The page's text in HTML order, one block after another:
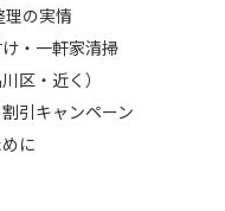
理の実情
・一軒家清掃
区・近く）
引キャンペーン
に